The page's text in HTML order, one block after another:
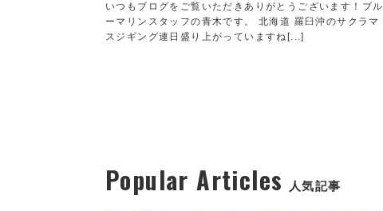
いつもブログをご覧いただきありがとうございます！ブル
ーマリンスタッフの青木です。 北海道 羅臼沖のサクラマ
スジギング連日盛り上がっていますね[...]
Popular Articles 人気記事